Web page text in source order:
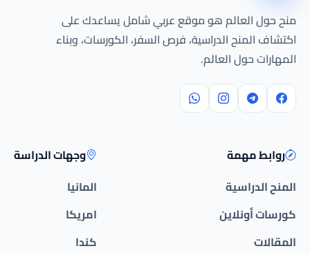
منح حول العالم هو موقع عربي شامل يساعدك على
اكتشاف المنح الدراسية، فرص السفر، الكورسات، وبناء
المهارات حول العالم.
روابط مهمة
المنح الدراسية
كورسات أونلاين
المقالات
وجهات الدراسة
المانيا
امريكا
كندا